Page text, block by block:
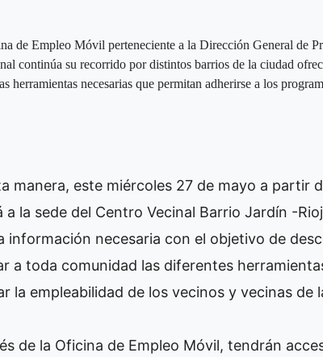
de Empleo Móvil perteneciente a la Dirección General de
continúa su recorrido por distintos barrios de la ciudad
herramientas necesarias que permitan adherirse a los
manera, este miércoles 27 de mayo a partir
a la sede del Centro Vecinal Barrio Jardín -
información necesaria con el objetivo de
a toda comunidad las diferentes
la empleabilidad de los vecinos y vecinas de
de la Oficina de Empleo Móvil, tendrán